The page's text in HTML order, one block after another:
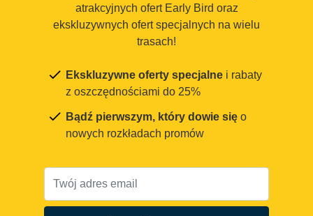
atrakcyjnych ofert Early Bird oraz
ekskluzywnych ofert specjalnych na wielu
trasach!
Ekskluzywne oferty specjalne i rabaty
z oszczędnościami do 25%
Bądź pierwszym, który dowie się o
nowych rozkładach promów